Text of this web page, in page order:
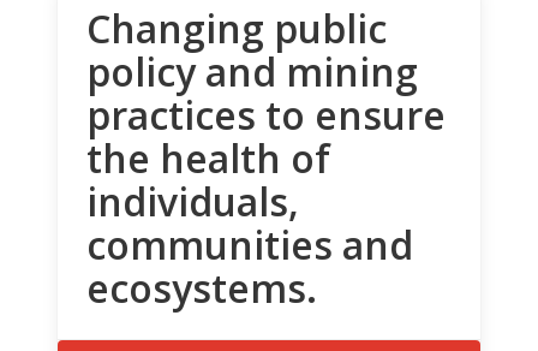
Changing public
policy and mining
practices to ensure
the health of
individuals,
communities and
ecosystems.